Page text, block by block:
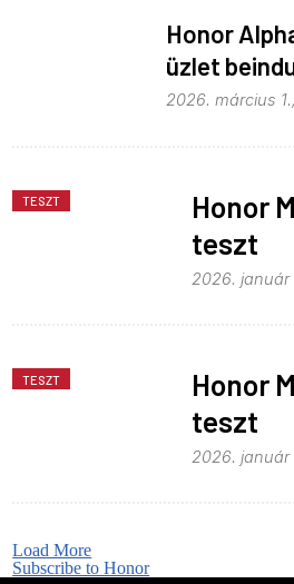
Honor
üzlet
2026. március
TESZT
Honor
teszt
2026.
TESZT
Honor
teszt
2026. január
Load More
Subscribe to Honor